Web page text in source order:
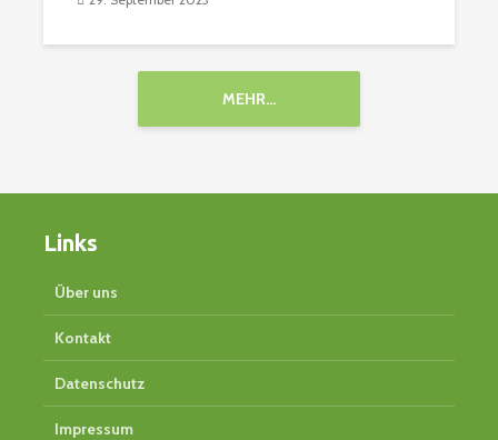
MEHR...
Links
Über uns
Kontakt
Datenschutz
Impressum